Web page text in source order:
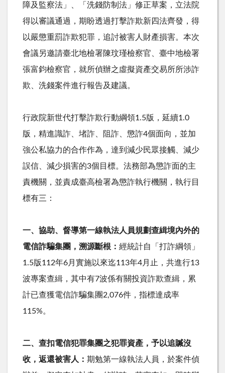
障及監察法」、「洗錢防制法」修正草案，立法院
得以審議通過，期盼透過打擊詐欺新四法齊發，得
以嚴懲重罰詐欺犯罪，追討被害人財產損害。本次
會議另邀請臺北地檢署陳玟瑾檢察官、臺中地檢署
張富鈞檢察官，就所偵辦之虛擬資產交易所所涉詐
欺、洗錢案件進行報告及建議。
行政院新世代打擊詐欺行動綱領1.5版，延續1.0
版，精進識詐、堵詐、阻詐、懲詐4個面向，並加
強公私協力的合作作為，達到減少民眾接觸、減少
誤信、減少損害的3個目標。法務部為懲詐面的主
責機關，並責成臺高檢署為懲詐執行機關，執行目
標有三：
一、協助、督導第一線執法人員規劃查緝境內外的
電信詐騙集團，溯源斷根： 經統計自「打詐綱領」
1.5版112年6月實施以來迄113年4月止，共進行13
波專案查緝，其中有7波係有關投資詐欺查緝，累
計已查獲電信詐騙集團2,076件，指標達成率
115%。
二、查扣電信犯罪集團之犯罪資產，予以追贓沒
收，返還被害人： 期勉第一線執法人員，於案件偵